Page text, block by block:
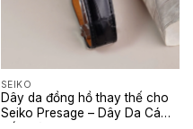
SEIKO
Dây da đồng hồ thay thế cho
Seiko Presage – Dây Da Cá